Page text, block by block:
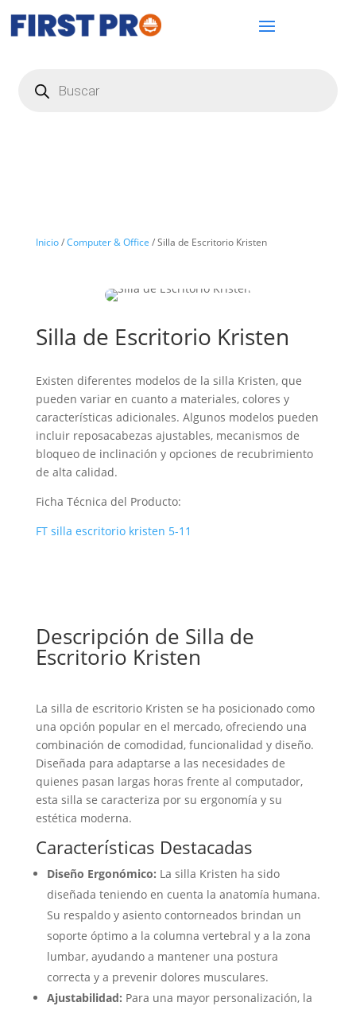
productos
Inicio/Computer & Office / Silla de Escritorio Kristen
Silla de Escritorio Kristen
Existen diferentes modelos de la silla Kristen, que
pueden variar en cuanto a materiales, colores y
características adicionales. Algunos modelos pueden
incluir reposacabezas ajustables, mecanismos de
bloqueo de inclinación y opciones de recubrimiento
de alta calidad.
Ficha Técnica del Producto:
FT silla escritorio kristen 5-11
Descripción de Silla de
Escritorio Kristen
La silla de escritorio Kristen se ha posicionado como
una opción popular en el mercado, ofreciendo una
combinación de comodidad, funcionalidad y diseño.
Diseñada para adaptarse a las necesidades de
quienes pasan largas horas frente al computador,
esta silla se caracteriza por su ergonomía y su
estética moderna.
Características Destacadas
Diseño Ergonómico: La silla Kristen ha sido
diseñada teniendo en cuenta la anatomía humana.
Su respaldo y asiento contorneados brindan un
soporte óptimo a la columna vertebral y a la zona
lumbar, ayudando a mantener una postura
correcta y a prevenir dolores musculares.
Ajustabilidad: Para una mayor personalización, la